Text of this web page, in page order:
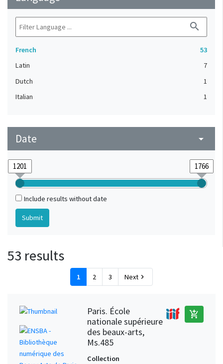
search
French
53
Latin
7
Dutch
1
Italian
1
Date arrow_drop_down
Include results without date
53 results
1 2 3 Next chevron_right
Paris. École
nationale supérieure
des beaux-arts,
Ms.485
add_shopping_cart
Collection